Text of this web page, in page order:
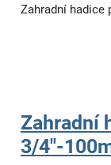
Zahradní hadice
Zahradní
3/4"-